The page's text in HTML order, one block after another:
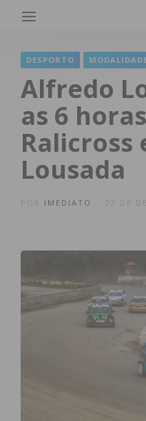
DESPORTO
Alfredo
as 6
Ralicross
Lousada
IMEDIATO